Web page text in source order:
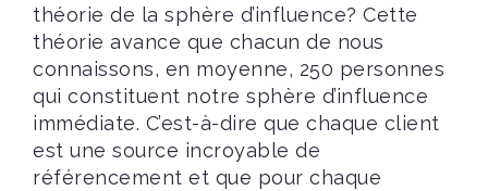
théorie de la sphère d’influence? Cette
théorie avance que chacun de nous
connaissons, en moyenne, 250 personnes
qui constituent notre sphère d’influence
immédiate. C’est-à-dire que chaque client
est une source incroyable de
référencement et que pour chaque